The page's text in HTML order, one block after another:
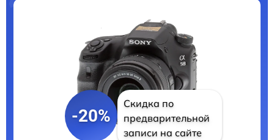
-20%
Скидка по
предварительной
записи на сайте